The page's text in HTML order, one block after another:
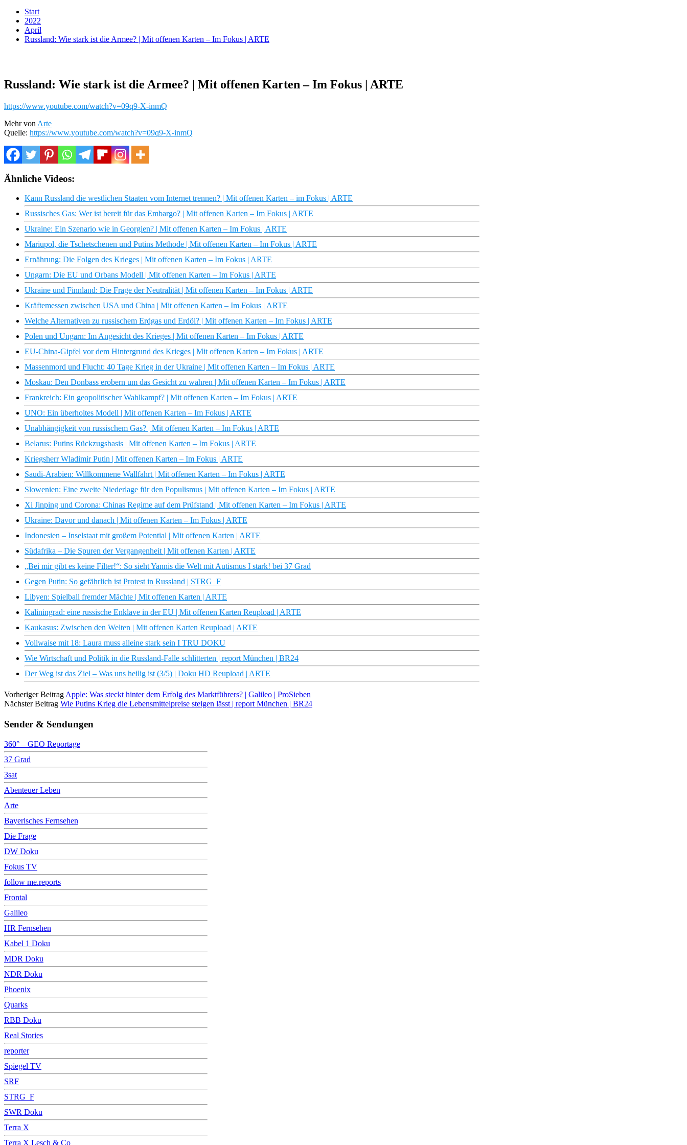
Start
2022
April
Russland: Wie stark ist die Armee? | Mit offenen Karten – Im Fokus | ARTE
Russland: Wie stark ist die Armee? | Mit offenen Karten – Im Fokus | ARTE
https://www.youtube.com/watch?v=09q9-X-inmQ
Mehr von Arte
Quelle: https://www.youtube.com/watch?v=09q9-X-inmQ
Ähnliche Videos:
Kann Russland die westlichen Staaten vom Internet trennen? | Mit offenen Karten – im Fokus | ARTE
Russisches Gas: Wer ist bereit für das Embargo? | Mit offenen Karten – Im Fokus | ARTE
Ukraine: Ein Szenario wie in Georgien? | Mit offenen Karten – Im Fokus | ARTE
Mariupol, die Tschetschenen und Putins Methode | Mit offenen Karten – Im Fokus | ARTE
Ernährung: Die Folgen des Krieges | Mit offenen Karten – Im Fokus | ARTE
Ungarn: Die EU und Orbans Modell | Mit offenen Karten – Im Fokus | ARTE
Ukraine und Finnland: Die Frage der Neutralität | Mit offenen Karten – Im Fokus | ARTE
Kräftemessen zwischen USA und China | Mit offenen Karten – Im Fokus | ARTE
Welche Alternativen zu russischem Erdgas und Erdöl? | Mit offenen Karten – Im Fokus | ARTE
Polen und Ungarn: Im Angesicht des Krieges | Mit offenen Karten – Im Fokus | ARTE
EU-China-Gipfel vor dem Hintergrund des Krieges | Mit offenen Karten – Im Fokus | ARTE
Massenmord und Flucht: 40 Tage Krieg in der Ukraine | Mit offenen Karten – Im Fokus | ARTE
Moskau: Den Donbass erobern um das Gesicht zu wahren | Mit offenen Karten – Im Fokus | ARTE
Frankreich: Ein geopolitischer Wahlkampf? | Mit offenen Karten – Im Fokus | ARTE
UNO: Ein überholtes Modell | Mit offenen Karten – Im Fokus | ARTE
Unabhängigkeit von russischem Gas? | Mit offenen Karten – Im Fokus | ARTE
Belarus: Putins Rückzugsbasis | Mit offenen Karten – Im Fokus | ARTE
Kriegsherr Wladimir Putin | Mit offenen Karten – Im Fokus | ARTE
Saudi-Arabien: Willkommene Wallfahrt | Mit offenen Karten – Im Fokus | ARTE
Slowenien: Eine zweite Niederlage für den Populismus | Mit offenen Karten – Im Fokus | ARTE
Xi Jinping und Corona: Chinas Regime auf dem Prüfstand | Mit offenen Karten – Im Fokus | ARTE
Ukraine: Davor und danach | Mit offenen Karten – Im Fokus | ARTE
Indonesien – Inselstaat mit großem Potential | Mit offenen Karten | ARTE
Südafrika – Die Spuren der Vergangenheit | Mit offenen Karten | ARTE
„Bei mir gibt es keine Filter!“: So sieht Yannis die Welt mit Autismus I stark! bei 37 Grad
Gegen Putin: So gefährlich ist Protest in Russland | STRG_F
Libyen: Spielball fremder Mächte | Mit offenen Karten | ARTE
Kaliningrad: eine russische Enklave in der EU | Mit offenen Karten Reupload | ARTE
Kaukasus: Zwischen den Welten | Mit offenen Karten Reupload | ARTE
Vollwaise mit 18: Laura muss alleine stark sein I TRU DOKU
Wie Wirtschaft und Politik in die Russland-Falle schlitterten | report München | BR24
Der Weg ist das Ziel – Was uns heilig ist (3/5) | Doku HD Reupload | ARTE
Vorheriger Beitrag Apple: Was steckt hinter dem Erfolg des Marktführers? | Galileo | ProSieben
Nächster Beitrag Wie Putins Krieg die Lebensmittelpreise steigen lässt | report München | BR24
Sender & Sendungen
360° – GEO Reportage
37 Grad
3sat
Abenteuer Leben
Arte
Bayerisches Fernsehen
Die Frage
DW Doku
Fokus TV
follow me.reports
Frontal
Galileo
HR Fernsehen
Kabel 1 Doku
MDR Doku
NDR Doku
Phoenix
Quarks
RBB Doku
Real Stories
reporter
Spiegel TV
SRF
STRG_F
SWR Doku
Terra X
Terra X Lesch & Co